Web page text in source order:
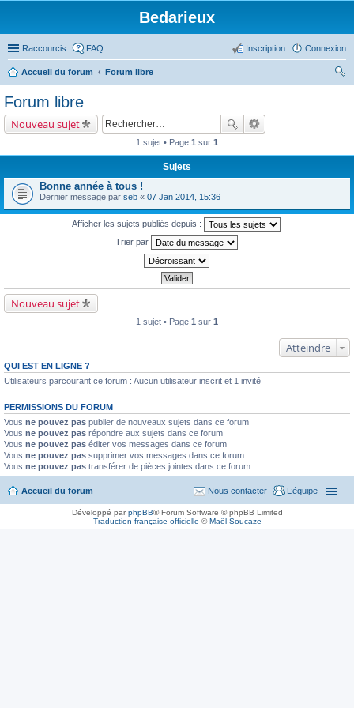
Bedarieux
Raccourcis FAQ Connexion
Inscription
Accueil du forum
Forum libre
Forum libre
Nouveau sujet
1 sujet • Page 1 sur 1
Sujets
Bonne année à tous !
Dernier message par seb « 07 Jan 2014, 15:36
Afficher les sujets publiés depuis :
Trier par
Nouveau sujet
1 sujet • Page 1 sur 1
Atteindre
QUI EST EN LIGNE ?
Utilisateurs parcourant ce forum : Aucun utilisateur inscrit et 1 invité
PERMISSIONS DU FORUM
Vous ne pouvez pas publier de nouveaux sujets dans ce forum
Vous ne pouvez pas répondre aux sujets dans ce forum
Vous ne pouvez pas éditer vos messages dans ce forum
Vous ne pouvez pas supprimer vos messages dans ce forum
Vous ne pouvez pas transférer de pièces jointes dans ce forum
Accueil du forum L’équipe
Nous contacter
Développé parphpBB® Forum Software © phpBB Limited
Traduction française officielle ©Maël Soucaze